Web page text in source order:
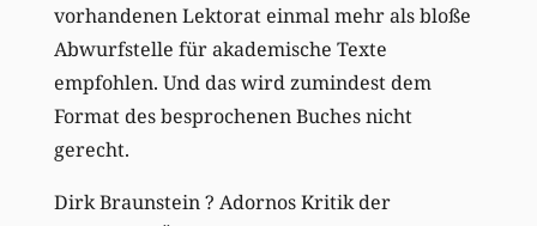
vorhandenen Lektorat einmal mehr als bloße
Abwurfstelle für akademische Texte
empfohlen. Und das wird zumindest dem
Format des besprochenen Buches nicht
gerecht.
Dirk Braunstein ? Adornos Kritik der